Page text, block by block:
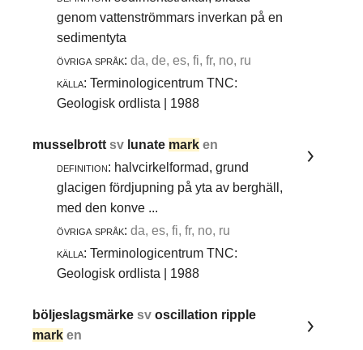
genom vattenströmmars inverkan på en
sedimentyta
övriga språk: da, de, es, fi, fr, no, ru
källa: Terminologicentrum TNC:
Geologisk ordlista | 1988
musselbrottsv lunate mark en
definition: halvcirkelformad, grund
glacigen fördjupning på yta av berghäll,
med den konve ...
övriga språk: da, es, fi, fr, no, ru
källa: Terminologicentrum TNC:
Geologisk ordlista | 1988
böljeslagsmärkesvoscillation ripple
mark en